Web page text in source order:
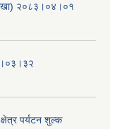
२०८३।०४।०१
पर्यटन शुल्क